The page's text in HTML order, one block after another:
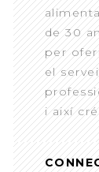
de 30
per
el
i així